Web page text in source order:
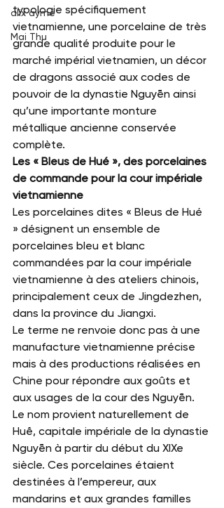
alix aymé
Mai Thu
typologie spécifiquement
vietnamienne, une porcelaine de très
grande qualité produite pour le
marché impérial vietnamien, un décor
de dragons associé aux codes de
pouvoir de la dynastie Nguyễn ainsi
qu’une importante monture
métallique ancienne conservée
complète.
Les « Bleus de Hué », des porcelaines
de commande pour la cour impériale
vietnamienne
Les porcelaines dites « Bleus de Hué
» désignent un ensemble de
porcelaines bleu et blanc
commandées par la cour impériale
vietnamienne à des ateliers chinois,
principalement ceux de Jingdezhen,
dans la province du Jiangxi.
Le terme ne renvoie donc pas à une
manufacture vietnamienne précise
mais à des productions réalisées en
Chine pour répondre aux goûts et
aux usages de la cour des Nguyễn.
Le nom provient naturellement de
Huế, capitale impériale de la dynastie
Nguyễn à partir du début du XIXe
siècle. Ces porcelaines étaient
destinées à l’empereur, aux
mandarins et aux grandes familles